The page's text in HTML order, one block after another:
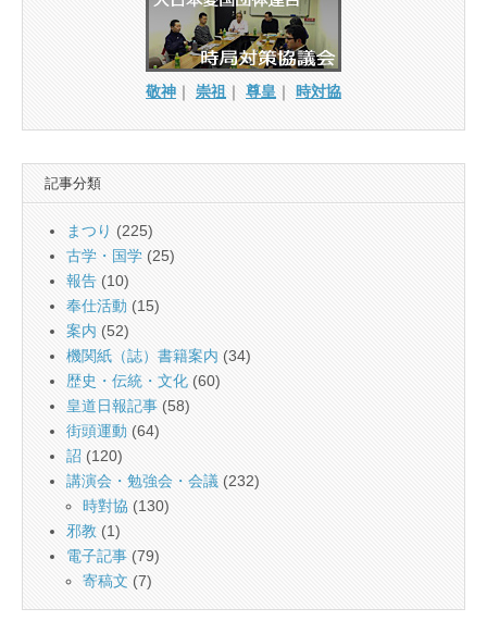
敬神 ｜ 崇祖 ｜ 尊皇 ｜ 時対協
記事分類
まつり (225)
古学・国学 (25)
報告 (10)
奉仕活動 (15)
案内 (52)
機関紙（誌）書籍案内 (34)
歴史・伝統・文化 (60)
皇道日報記事 (58)
街頭運動 (64)
詔 (120)
講演会・勉強会・会議 (232)
時對協 (130)
邪教 (1)
電子記事 (79)
寄稿文 (7)